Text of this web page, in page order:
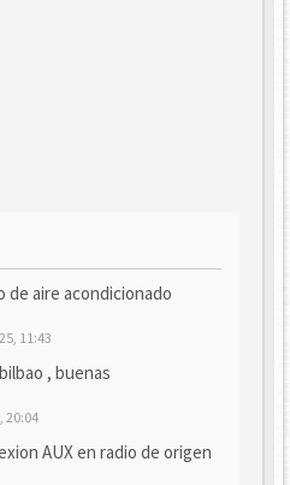
de aire acondicionado
11:43
, buenas
20:04
AUX en radio de origen